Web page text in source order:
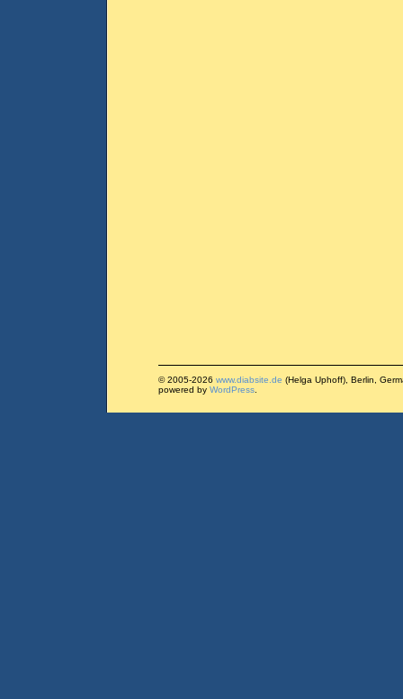
© 2005-2026 www.diabsite.de (Helga Uphoff), Berlin,
powered by WordPress.